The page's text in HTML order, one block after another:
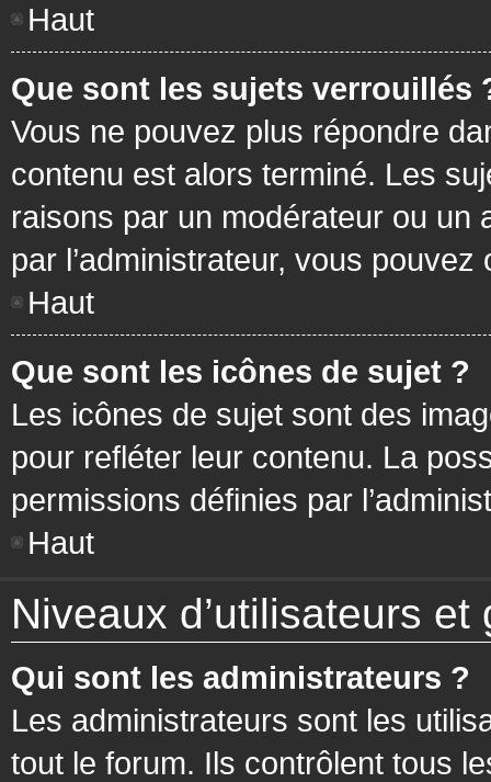
Haut
Que sont les sujets verrouillés
Vous ne pouvez plus répondre
contenu est alors terminé. Les
raisons par un modérateur ou un
par l’administrateur, vous
Haut
Que sont les icônes de sujet ?
Les icônes de sujet sont des
pour refléter leur contenu. La
permissions définies par
Haut
Niveaux d’utilisateurs et
Qui sont les administrateurs ?
Les administrateurs sont les
tout le forum. Ils contrôlent tous